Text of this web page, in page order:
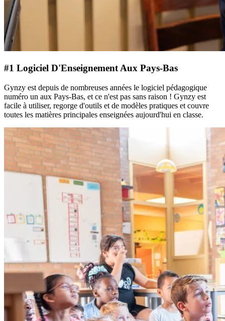
#1 Logiciel D'Enseignement Aux Pays-Bas
Gynzy est depuis de nombreuses années le logiciel pédagogique
numéro un aux Pays-Bas, et ce n'est pas sans raison ! Gynzy est
facile à utiliser, regorge d'outils et de modèles pratiques et couvre
toutes les matières principales enseignées aujourd'hui en classe.